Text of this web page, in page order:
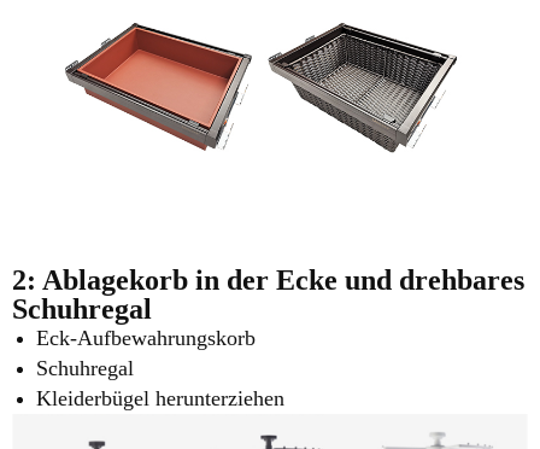
2: Ablagekorb in der Ecke und drehbares
Schuhregal
Eck-Aufbewahrungskorb
Schuhregal
Kleiderbügel herunterziehen